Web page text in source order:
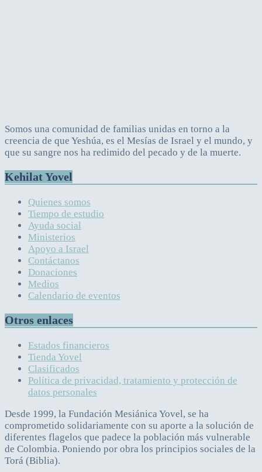
Somos una comunidad de familias unidas en torno a la
creencia de que Yeshúa, es el Mesías de Israel y el mundo, y
que su sangre nos ha redimido del pecado y de la muerte.
Kehilat Yovel
Quienes somos
Tiempo de estudio
Ayuda social
Ministerios
Apoyo a Israel
Contáctanos
Donaciones
Medios
Calendario de eventos
Otros enlaces
Estados financieros
Tienda Yovel
Clasificados
Política de privacidad, tratamiento y protección de
datos personales
Desde 1999, la Fundación Mesiánica Yovel, se ha
comprometido solidariamente con su aporte a la solución de
diferentes flagelos que padece la población más vulnerable
de Colombia. Poniendo por obra los principios sociales de la
Torá (Biblia).